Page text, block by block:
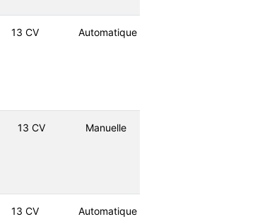
13 CV Automatique
13 CV Manuelle
13 CV Automatique